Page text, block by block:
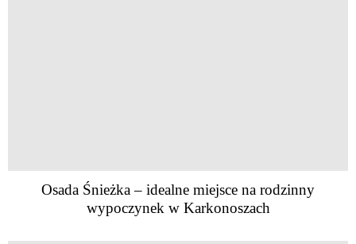
Osada Śnieżka – idealne miejsce na rodzinny
wypoczynek w Karkonoszach